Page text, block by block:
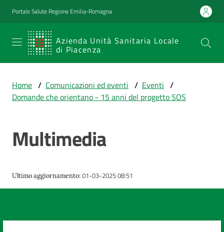
Vai al contenuto
Vai alla navigazione
Vai al footer
Portale Salute Regione Emilia-Romagna
Azienda Unità Sanitaria Locale
di Piacenza
SERVIZIO
SANITARIO
Emilia-
Romagna
Sanitaria Locale
di Piacenza
Prestazioni
e
Home / Comunicazioni ed eventi / Eventi /
Domande che orientano - 15 anni del progetto SOS
Multimedia
Ultimo aggiornamento:01-03-2025 08:51